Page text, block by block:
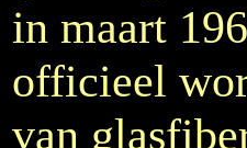
in maart
officieel
van